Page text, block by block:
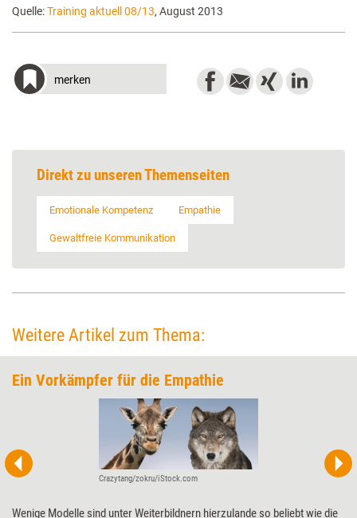
Quelle:Training aktuell 08/13, August 2013
merken
Direkt zu unseren Themenseiten
Emotionale Kompetenz Empathie
Gewaltfreie Kommunikation
Weitere Artikel zum Thema:
Ein Vorkämpfer für die Empathie
Crazytang/zokru/iStock.com
Wenige Modelle sind unter Weiterbildnern hierzulande so beliebt wie die